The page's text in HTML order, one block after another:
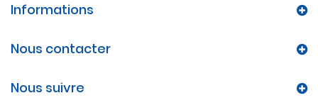
Informations
Nous contacter
Nous suivre